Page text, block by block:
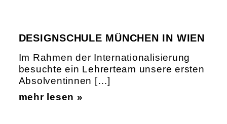
DESIGNSCHULE MÜNCHEN IN WIEN
Im Rahmen der Internationalisierung
besuchte ein Lehrerteam unsere ersten
Absolventinnen […]
mehr lesen »